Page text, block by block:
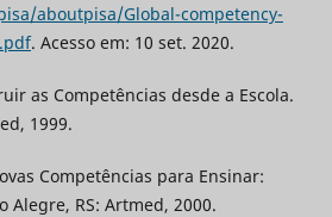
aboutpisa/Global-competency-
. Acesso em: 10 set. 2020.
as Competências desde a Escola.
1999.
Competências para Ensinar:
Alegre, RS: Artmed, 2000.